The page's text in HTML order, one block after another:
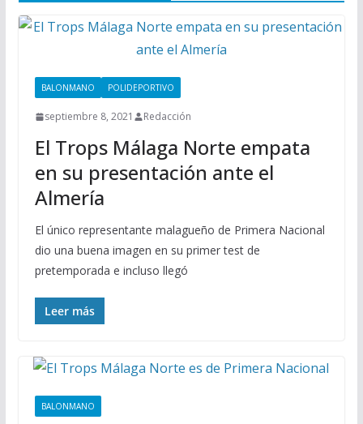
BALONMANO POLIDEPORTIVO
septiembre 8, 2021 Redacción
El Trops Málaga Norte empata
en su presentación ante el
Almería
El único representante malagueño de Primera Nacional
dio una buena imagen en su primer test de
pretemporada e incluso llegó
Leer más
BALONMANO